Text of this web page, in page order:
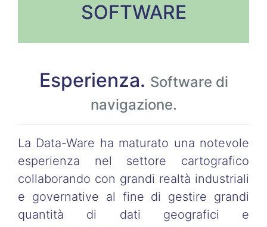
SOFTWARE
Esperienza. Software di
navigazione.
La Data-Ware ha maturato una notevole
esperienza nel settore cartografico
collaborando con grandi realtà industriali
e governative al fine di gestire grandi
quantità di dati geografici e